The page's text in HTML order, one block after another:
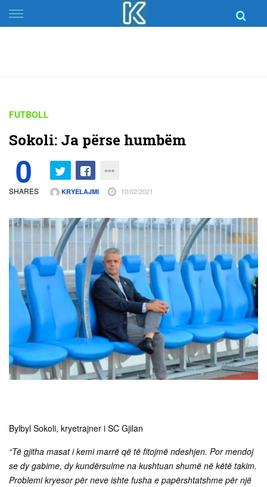
Skip
to
FUTBOLL
Sokoli: Ja përse humbëm
0
SHARES KRYELAJMI 10/02/2021
Bylbyl Sokoli, kryetrajner i SC Gjilan
“Të gjitha masat i kemi marrë që të fitojmë ndeshjen. Por mendoj
se dy gabime, dy kundërsulme na kushtuan shumë në këtë takim.
Problemi kryesor për neve ishte fusha e papërshtatshme për një